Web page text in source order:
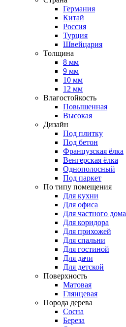
Германия
Китай
Россия
Турция
Швейцария
Толщина
8 мм
9 мм
10 мм
12 мм
Влагостойкость
Повышенная
Высокая
Дизайн
Под плитку
Под бетон
Французская ёлка
Венгерская ёлка
Однополосный
Под паркет
По типу помещения
Для кухни
Для офиса
Для частного дома
Для коридора
Для прихожей
Для спальни
Для гостиной
Для дачи
Для детской
Поверхность
Матовая
Глянцевая
Порода дерева
Сосна
Береза